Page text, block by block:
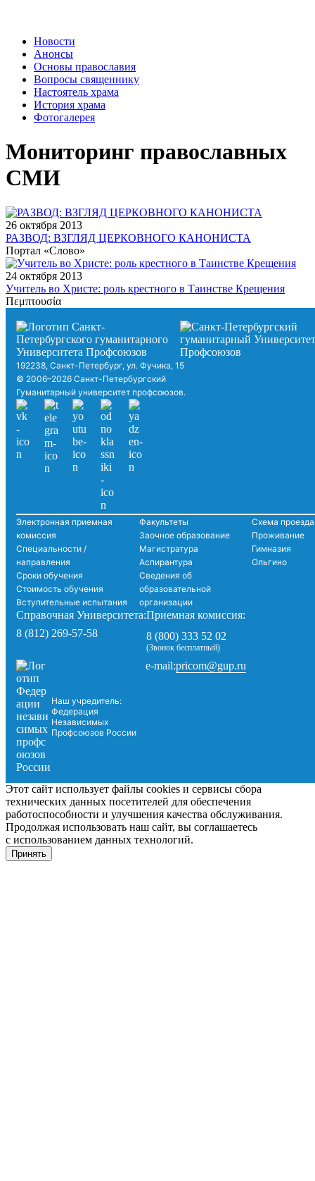
Новости
Анонсы
Основы православия
Вопросы священнику
Настоятель храма
История храма
Фотогалерея
Мониторинг православных
СМИ
26 октября 2013
РАЗВОД: ВЗГЛЯД ЦЕРКОВНОГО КАНОНИСТА
Портал «Слово»
24 октября 2013
Учитель во Христе: роль крестного в Таинстве Крещения
Πεμπτουσία
192238, Санкт-Петербург, ул. Фучика, 15
© 2006–2026 Санкт-Петербургский
Гуманитарный университет профсоюзов.
Электронная приемная
комиссия
Специальности /
направления
Сроки обучения
Стоимость обучения
Вступительные испытания
Факультеты
Заочное образование
Магистратура
Аспирантура
Сведения об
образовательной
организации
Схема проезда
Проживание
Гимназия
Ольгино
Справочная Университета:
8 (812) 269-57-58
Приемная комиссия:
8 (800) 333 52 02
(Звонок бесплатный)
Наш учредитель:
Федерация
Независимых
Профсоюзов России
e-mail:pricom@gup.ru
Этот сайт использует файлы cookies и сервисы сбора
технических данных посетителей для обеспечения
работоспособности и улучшения качества обслуживания.
Продолжая использовать наш сайт, вы соглашаетесь
с использованием данных технологий.
Принять